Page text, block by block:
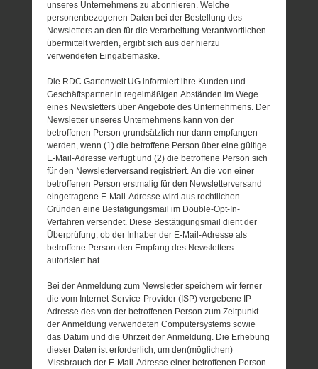
unseres Unternehmens zu abonnieren. Welche
personenbezogenen Daten bei der Bestellung des
Newsletters an den für die Verarbeitung Verantwortlichen
übermittelt werden, ergibt sich aus der hierzu
verwendeten Eingabemaske.
Die RDC Gartenwelt UG informiert ihre Kunden und
Geschäftspartner in regelmäßigen Abständen im Wege
eines Newsletters über Angebote des Unternehmens. Der
Newsletter unseres Unternehmens kann von der
betroffenen Person grundsätzlich nur dann empfangen
werden, wenn (1) die betroffene Person über eine gültige
E-Mail-Adresse verfügt und (2) die betroffene Person sich
für den Newsletterversand registriert. An die von einer
betroffenen Person erstmalig für den Newsletterversand
eingetragene E-Mail-Adresse wird aus rechtlichen
Gründen eine Bestätigungsmail im Double-Opt-In-
Verfahren versendet. Diese Bestätigungsmail dient der
Überprüfung, ob der Inhaber der E-Mail-Adresse als
betroffene Person den Empfang des Newsletters
autorisiert hat.
Bei der Anmeldung zum Newsletter speichern wir ferner
die vom Internet-Service-Provider (ISP) vergebene IP-
Adresse des von der betroffenen Person zum Zeitpunkt
der Anmeldung verwendeten Computersystems sowie
das Datum und die Uhrzeit der Anmeldung. Die Erhebung
dieser Daten ist erforderlich, um den(möglichen)
Missbrauch der E-Mail-Adresse einer betroffenen Person